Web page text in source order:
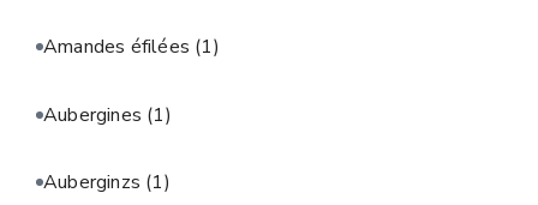
Amandes éfilées (1)
Aubergines (1)
Auberginzs (1)